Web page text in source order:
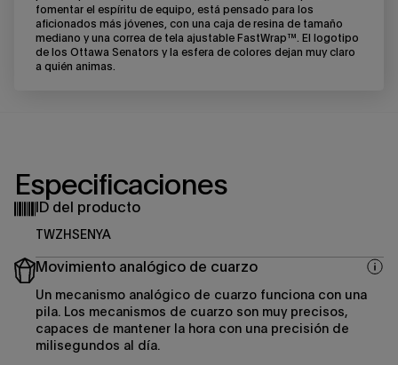
fomentar el espíritu de equipo, está pensado para los
aficionados más jóvenes, con una caja de resina de tamaño
mediano y una correa de tela ajustable FastWrap™. El logotipo
de los Ottawa Senators y la esfera de colores dejan muy claro
a quién animas.
Especificaciones
ID del producto
TWZHSENYA
Movimiento analógico de cuarzo
Un mecanismo analógico de cuarzo funciona con una
pila. Los mecanismos de cuarzo son muy precisos,
capaces de mantener la hora con una precisión de
milisegundos al día.